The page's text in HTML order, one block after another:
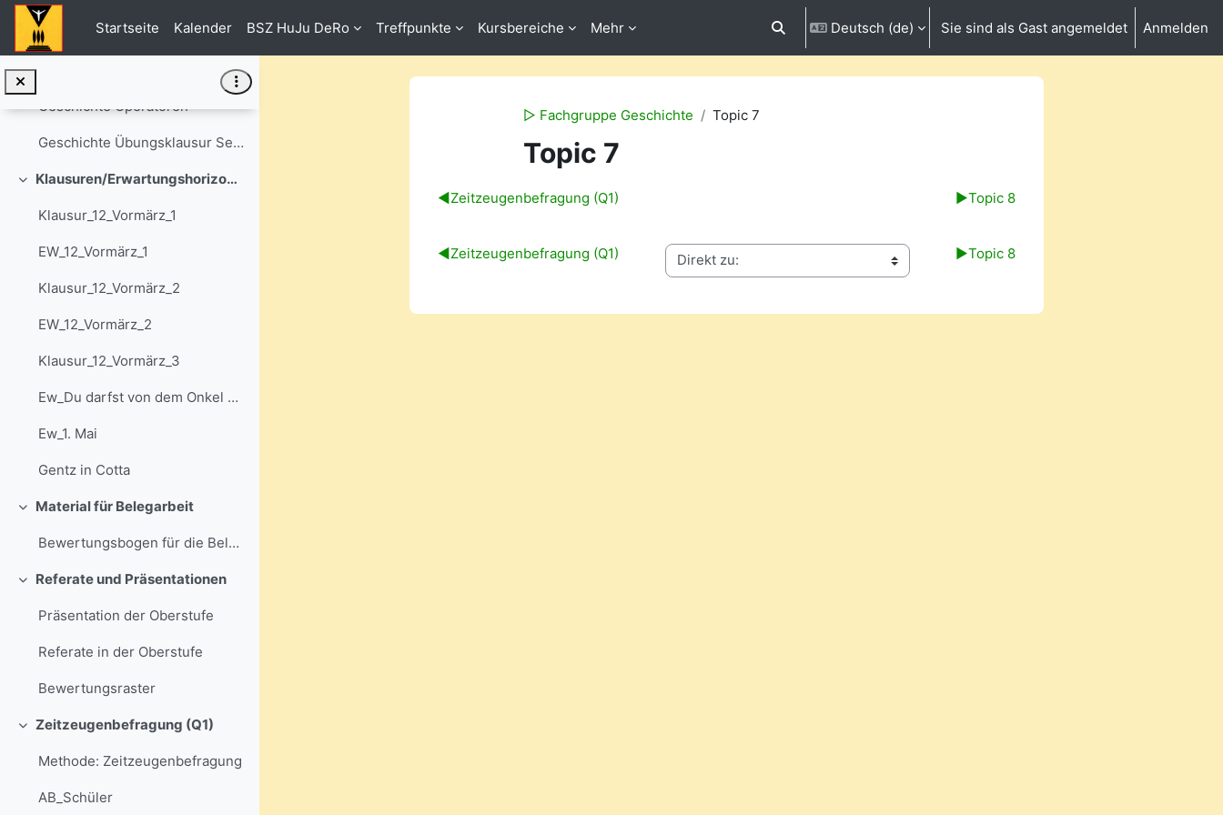
Zum Hauptinhalt
Startseite
Kalender BSZ HuJu DeRo Treffpunkte Kursbereiche Mehr Sucheingabe umschalten
Deutsch ‎(de)‎ Sie sind als Gast angemeldet Anmelden
Einklappen
Geschichte Übung Quellenarbeit
Geschichte Operatoren
Geschichte Übungsklausur Sek II mit Lösungen 1
Einklappen Klausuren/Erwartungshorizonte
Klausur_12_Vormärz_1
EW_12_Vormärz_1
Klausur_12_Vormärz_2
EW_12_Vormärz_2
Klausur_12_Vormärz_3
Ew_Du darfst von dem Onkel nichts annehmen
Ew_1. Mai
Gentz in Cotta
Einklappen
Material für Belegarbeit
Bewertungsbogen für die Belegarbeit
Einklappen
Referate und Präsentationen
Präsentation der Oberstufe
Referate in der Oberstufe
Bewertungsraster
Einklappen
Zeitzeugenbefragung (Q1)
Methode: Zeitzeugenbefragung
AB_Schüler
▻ Fachgruppe Geschichte Topic 7
Topic 7
Abschnittsübersicht
◀︎Zeitzeugenbefragung (Q1) ▶︎Topic 8
◀︎Zeitzeugenbefragung (Q1) ▶︎Topic 8